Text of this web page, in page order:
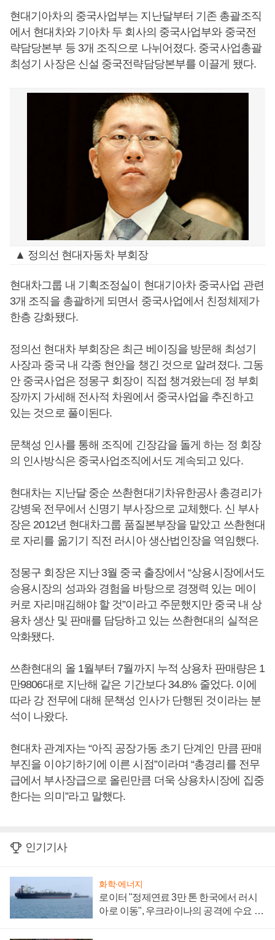
현대기아차의 중국사업부는 지난달부터 기존 총괄조직
에서 현대차와 기아차 두 회사의 중국사업부와 중국전
략담당본부 등 3개 조직으로 나뉘어졌다. 중국사업총괄
최성기 사장은 신설 중국전략담당본부를 이끌게 됐다.
▲ 정의선 현대자동차 부회장
현대차그룹 내 기획조정실이 현대기아차 중국사업 관련
3개 조직을 총괄하게 되면서 중국사업에서 친정체제가
한층 강화됐다.
정의선 현대차 부회장은 최근 베이징을 방문해 최성기
사장과 중국 내 각종 현안을 챙긴 것으로 알려졌다. 그동
안 중국사업은 정몽구 회장이 직접 챙겨왔는데 정 부회
장까지 가세해 전사적 차원에서 중국사업을 추진하고
있는 것으로 풀이된다.
문책성 인사를 통해 조직에 긴장감을 돌게 하는 정 회장
의 인사방식은 중국사업조직에서도 계속되고 있다.
현대차는 지난달 중순 쓰촨현대기차유한공사 총경리가
강병욱 전무에서 신명기 부사장으로 교체했다. 신 부사
장은 2012년 현대차그룹 품질본부장을 맡았고 쓰촨현대
로 자리를 옮기기 직전 러시아 생산법인장을 역임했다.
정몽구 회장은 지난 3월 중국 출장에서 “상용시장에서도
승용시장의 성과와 경험을 바탕으로 경쟁력 있는 메이
커로 자리매김해야 할 것”이라고 주문했지만 중국 내 상
용차 생산 및 판매를 담당하고 있는 쓰촨현대의 실적은
악화됐다.
쓰촨현대의 올 1월부터 7월까지 누적 상용차 판매량은 1
만9806대로 지난해 같은 기간보다 34.8% 줄었다. 이에
따라 강 전무에 대해 문책성 인사가 단행된 것이라는 분
석이 나왔다.
현대차 관계자는 “아직 공장가동 초기 단계인 만큼 판매
부진을 이야기하기에 이른 시점”이라며 “총경리를 전무
급에서 부사장급으로 올린만큼 더욱 상용차시장에 집중
한다는 의미”라고 말했다.
인기기사
화학·에너지
로이터 "정제연료 3만 톤 한국에서 러시
아로 이동", 우크라이나의 공격에 수요 늘